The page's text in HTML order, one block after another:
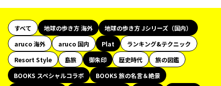
すべて 地球の歩き方 海外
地球の歩き方 Jシリーズ（国内）
aruco 海外
aruco 国内 Plat
ランキング&テクニック
Resort Style
島旅 御朱印 歴史時代
旅の図鑑
BOOKS スペシャルコラボ
BOOKS 旅の名言＆絶景